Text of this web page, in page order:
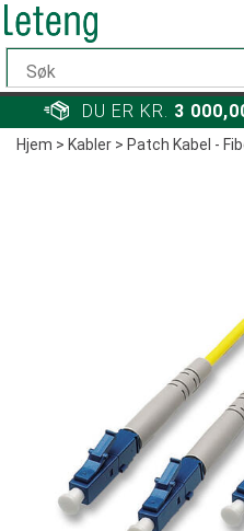
DU ER KR. 3
Hjem>Kabler>Patch Kabel -